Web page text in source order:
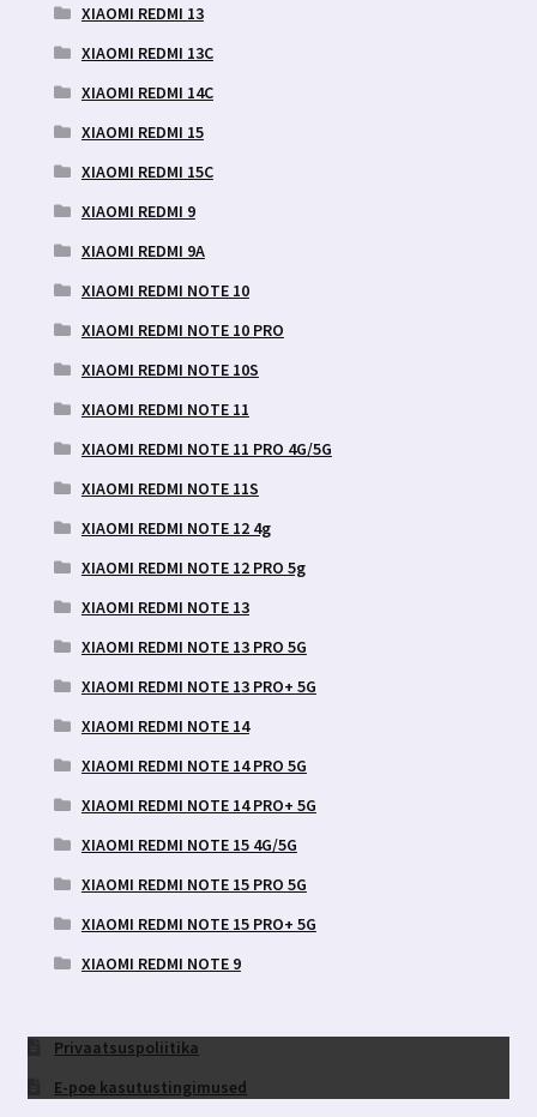
XIAOMI REDMI 13
XIAOMI REDMI 13C
XIAOMI REDMI 14C
XIAOMI REDMI 15
XIAOMI REDMI 15C
XIAOMI REDMI 9
XIAOMI REDMI 9A
XIAOMI REDMI NOTE 10
XIAOMI REDMI NOTE 10 PRO
XIAOMI REDMI NOTE 10S
XIAOMI REDMI NOTE 11
XIAOMI REDMI NOTE 11 PRO 4G/5G
XIAOMI REDMI NOTE 11S
XIAOMI REDMI NOTE 12 4g
XIAOMI REDMI NOTE 12 PRO 5g
XIAOMI REDMI NOTE 13
XIAOMI REDMI NOTE 13 PRO 5G
XIAOMI REDMI NOTE 13 PRO+ 5G
XIAOMI REDMI NOTE 14
XIAOMI REDMI NOTE 14 PRO 5G
XIAOMI REDMI NOTE 14 PRO+ 5G
XIAOMI REDMI NOTE 15 4G/5G
XIAOMI REDMI NOTE 15 PRO 5G
XIAOMI REDMI NOTE 15 PRO+ 5G
XIAOMI REDMI NOTE 9
Privaatsuspoliitika
E-poe kasutustingimused